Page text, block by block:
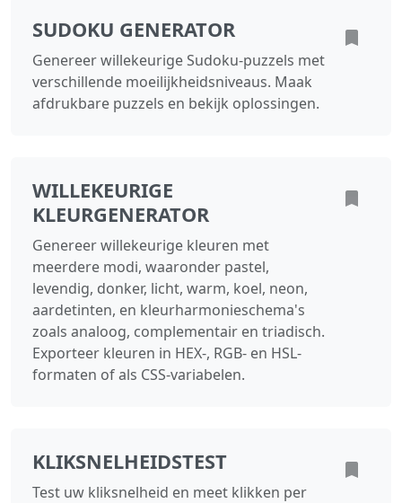
SUDOKU GENERATOR
Genereer willekeurige Sudoku-puzzels met
verschillende moeilijkheidsniveaus. Maak
afdrukbare puzzels en bekijk oplossingen.
WILLEKEURIGE
KLEURGENERATOR
Genereer willekeurige kleuren met
meerdere modi, waaronder pastel,
levendig, donker, licht, warm, koel, neon,
aardetinten, en kleurharmonieschema's
zoals analoog, complementair en triadisch.
Exporteer kleuren in HEX-, RGB- en HSL-
formaten of als CSS-variabelen.
KLIKSNELHEIDSTEST
Test uw kliksnelheid en meet klikken per